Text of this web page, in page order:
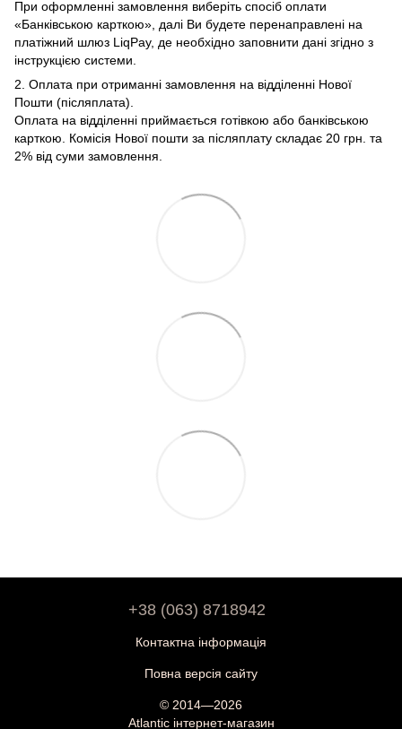
При оформленні замовлення виберіть спосіб оплати
«Банківською карткою», далі Ви будете перенаправлені на
платіжний шлюз LiqPay, де необхідно заповнити дані згідно з
інструкцією системи.
2. Оплата при отриманні замовлення на відділенні Нової
Пошти (післяплата).
Оплата на відділенні приймається готівкою або банківською
карткою. Комісія Нової пошти за післяплату складає 20 грн. та
2% від суми замовлення.
+38 (063) 8718942
Контактна інформація
Повна версія сайту
© 2014—2026
Atlantic інтернет-магазин